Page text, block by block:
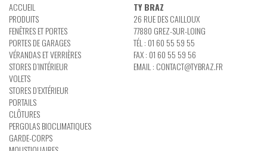
ACCUEIL
PRODUITS
FENÊTRES ET PORTES
PORTES DE GARAGES
VÉRANDAS ET VERRIÈRES
STORES D’INTÉRIEUR
VOLETS
STORES D’EXTÉRIEUR
PORTAILS
CLÔTURES
PERGOLAS BIOCLIMATIQUES
GARDE-CORPS
TY BRAZ
26 RUE DES CAILLOUX
77880 GREZ-SUR-LOING
TÉL : 01 60 55 59 55
FAX : 01 60 55 59 56
EMAIL : CONTACT@TYBRAZ.FR